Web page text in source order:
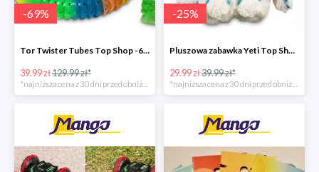
-69%
Tor Twister Tubes Top Shop -69%
39.99 zł129.99 zł*
*najniższa cena z 30 dni przed obniżką
-25%
Pluszowa zabawka Yeti Top Shop -25%
29.99 zł39.99 zł*
*najniższa cena z 30 dni przed obniżką